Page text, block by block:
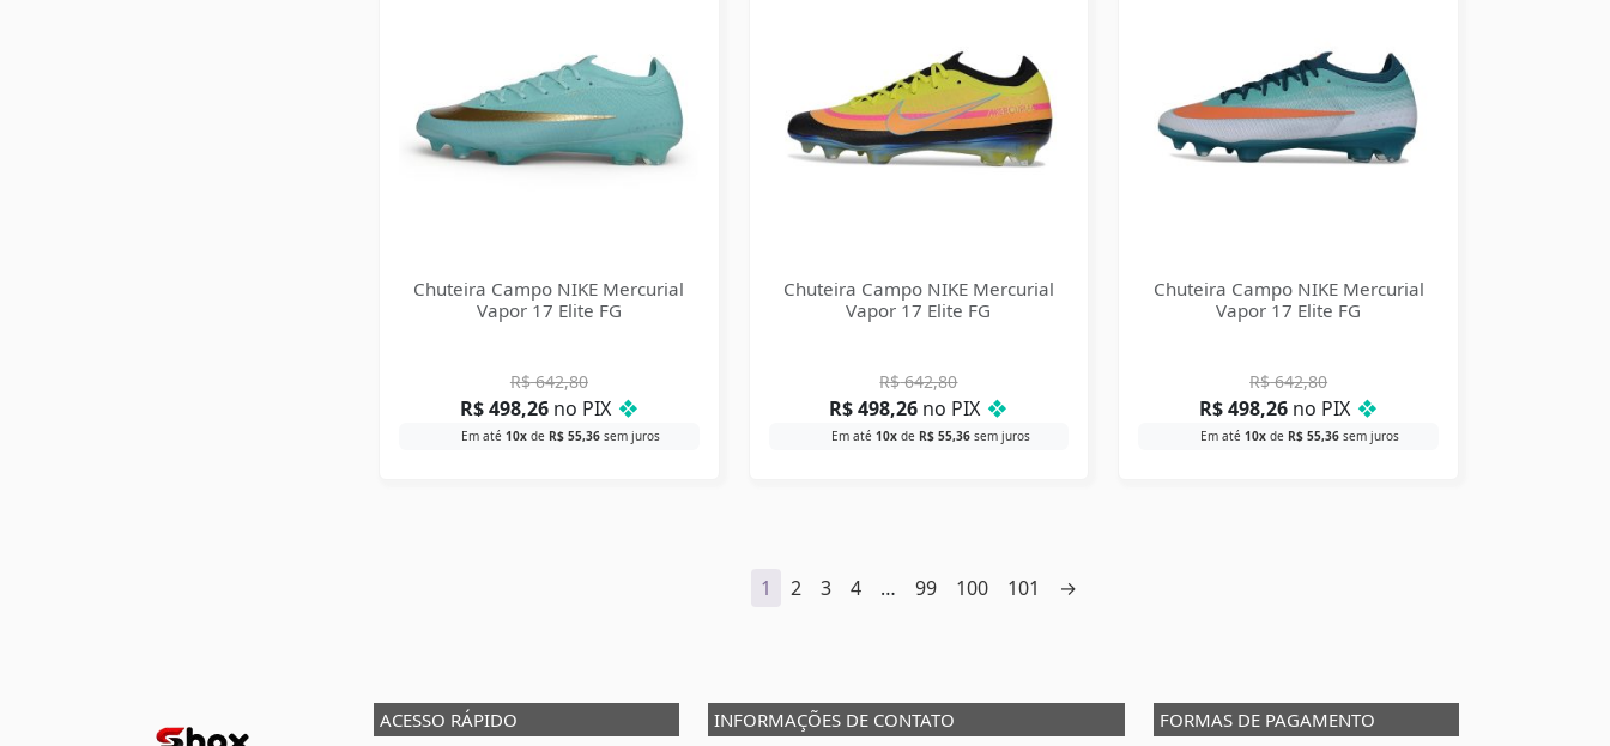
Chuteira Campo NIKE Mercurial
Vapor 17 Elite FG
R$642,80
R$498,26no PIX ❖
Em até10x de R$ 55,36 sem juros
Chuteira Campo NIKE Mercurial
Vapor 17 Elite FG
R$642,80
R$498,26 no PIX ❖
Em até 10xde R$55,36sem juros
Chuteira Campo NIKE Mercurial
Vapor 17 Elite FG
R$642,80
R$498,26 no PIX ❖
Em até10x de R$ 55,36 sem juros
1 2 3 4 … 99 100 101 →
ACESSO RÁPIDO INFORMAÇÕES DE CONTATO FORMAS DE PAGAMENTO